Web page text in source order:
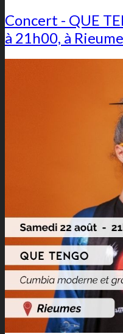
Concert - QUE
à 21h00, à